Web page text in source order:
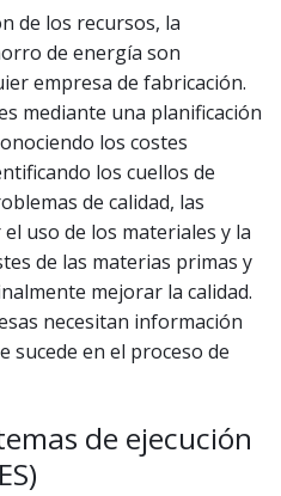
de los recursos, la
de energía son
empresa de fabricación.
mediante una planificación
los costes
los cuellos de
de calidad, las
uso de los materiales y la
de las materias primas y
mejorar la calidad.
necesitan información
sucede en el proceso de
de ejecución